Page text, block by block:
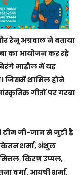
रेनू अग्रवाल ने बताया
का आयोजन कर रहे
माहौल में यह
जिसमें शामिल होने
गीतों पर गरबा
टीम जी-जान से जुटी है
शर्मा, अंशुल
किरण उप्पल,
वर्मा, आयुषी शर्मा,